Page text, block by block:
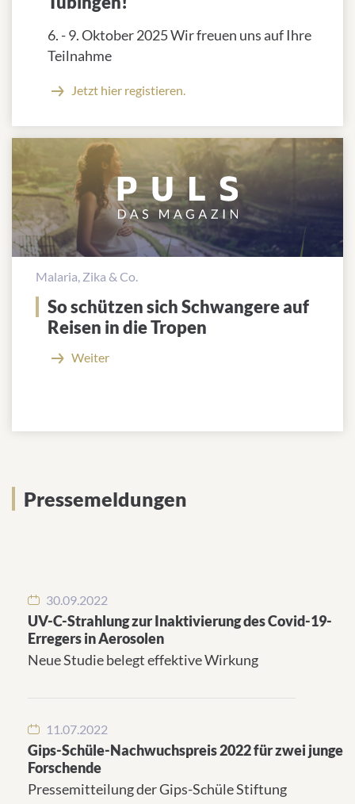
6. - 9. Oktober 2025 Wir freuen uns auf Ihre
Teilnahme
Jetzt hier registieren.
Malaria, Zika & Co.
So schützen sich Schwangere auf
Reisen in die Tropen
Weiter
Pressemeldungen
Pressemeldungen
30.09.2022
UV-C-Strahlung zur Inaktivierung des Covid-19-
Erregers in Aerosolen
Neue Studie belegt effektive Wirkung
11.07.2022
Gips-Schüle-Nachwuchspreis 2022 für zwei junge
Forschende
Pressemitteilung der Gips-Schüle Stiftung